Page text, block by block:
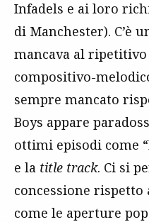
Infadels e ai loro
di Manchester). C’è
mancava al ripetitivo
compositivo-
sempre mancato
Boys appare
ottimi episodi come
e la title track. Ci si
concessione rispetto
come le aperture